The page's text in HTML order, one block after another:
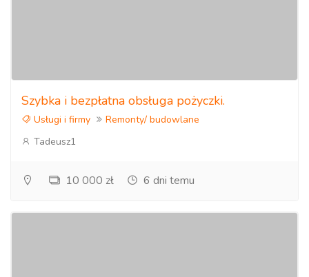
Szybka i bezpłatna obsługa pożyczki.
Usługi i firmy
Remonty/ budowlane
Tadeusz1
10 000 zł 6 dni temu